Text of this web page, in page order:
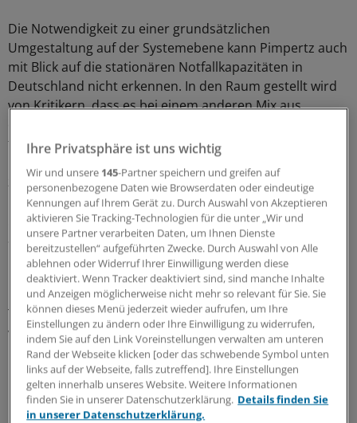
Die Notwendigkeit zu einer grundsätzlichen
Umgestaltung auf der Systemebene kann Pimpertz auch
mit Blick auf die stationären Notfallkapazitäten in
Deutschland nicht erkennen. In den Raum gestellt wird
von Kritikern, dass es bei einem anderen Mix aus
freigemeinnütziger oder privater Trägerschaft (52
Prozent) möglicherweise besser gelungen wäre, zeitnah
zusätzliche Intensivbetten-Kapazitäten bereitzustellen.
Stationäre Versorgung auf vielen Schultern
– ein Vorteil
Das sieht Pimpertz anders: Dass sich die hohe
Bettendichte – auch von Intensivbetten – auf eine nach
Trägerschaft differenzierte Krankenhauslandschaft
verteilt, habe sich möglicherweise günstig in der
Pandemie ausgewirkt. Für eine höhere
Leistungsfähigkeit öffentlicher Träger, die als
Begründung für eine stärkere staatliche Steuerung
herangezogen werden könnte, sieht er keine Belege.
Ihre Privatsphäre ist uns wichtig
Wir und unsere 145-Partner speichern und greifen auf
personenbezogene Daten wie Browserdaten oder eindeutige
Kennungen auf Ihrem Gerät zu. Durch Auswahl von Akzeptieren
aktivieren Sie Tracking-Technologien für die unter „Wir und
unsere Partner verarbeiten Daten, um Ihnen Dienste
bereitzustellen“ aufgeführten Zwecke. Durch Auswahl von Alle
ablehnen oder Widerruf Ihrer Einwilligung werden diese
deaktiviert. Wenn Tracker deaktiviert sind, sind manche Inhalte
und Anzeigen möglicherweise nicht mehr so relevant für Sie. Sie
können dieses Menü jederzeit wieder aufrufen, um Ihre
Einstellungen zu ändern oder Ihre Einwilligung zu widerrufen,
indem Sie auf den Link Voreinstellungen verwalten am unteren
Rand der Webseite klicken [oder das schwebende Symbol unten
links auf der Webseite, falls zutreffend]. Ihre Einstellungen
gelten innerhalb unseres Website. Weitere Informationen
finden Sie in unserer Datenschutzerklärung. Details finden Sie
in unserer Datenschutzerklärung.